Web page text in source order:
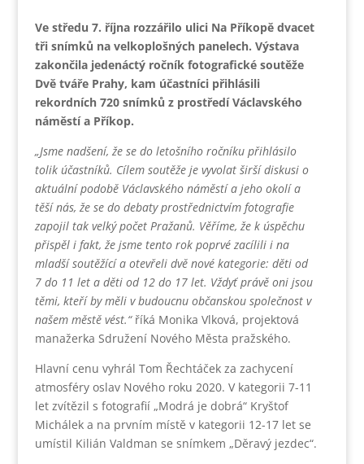
Ve středu 7. října rozzářilo ulici Na Příkopě dvacet
tři snímků na velkoplošných panelech. Výstava
zakončila jedenáctý ročník fotografické soutěže
Dvě tváře Prahy, kam účastníci přihlásili
rekordních 720 snímků z prostředí Václavského
náměstí a Příkop.
„Jsme nadšení, že se do letošního ročníku přihlásilo
tolik účastníků. Cílem soutěže je vyvolat širší diskusi o
aktuální podobě Václavského náměstí a jeho okolí a
těší nás, že se do debaty prostřednictvím fotografie
zapojil tak velký počet Pražanů. Věříme, že k úspěchu
přispěl i fakt, že jsme tento rok poprvé zacílili i na
mladší soutěžící a otevřeli dvě nové kategorie: děti od
7 do 11 let a děti od 12 do 17 let. Vždyť právě oni jsou
těmi, kteří by měli v budoucnu občanskou společnost v
našem městě vést.“říká Monika Vlková, projektová
manažerka Sdružení Nového Města pražského.
Hlavní cenu vyhrál Tom Řechtáček za zachycení
atmosféry oslav Nového roku 2020. V kategorii 7-11
let zvítězil s fotografií „Modrá je dobrá“ Kryštof
Michálek a na prvním místě v kategorii 12-17 let se
umístil Kilián Valdman se snímkem „Děravý jezdec“.